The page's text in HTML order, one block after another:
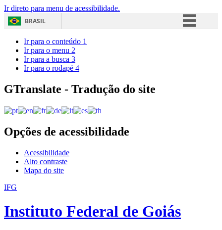
Ir direto para menu de acessibilidade.
BRASIL
Acesso à informação
Ir para o conteúdo 1
Ir para o menu 2
Ir para a busca 3
Ir para o rodapé 4
GTranslate - Tradução do site
Opções de acessibilidade
Acessibilidade
Alto contraste
Mapa do site
IFG
Instituto Federal de Goiás